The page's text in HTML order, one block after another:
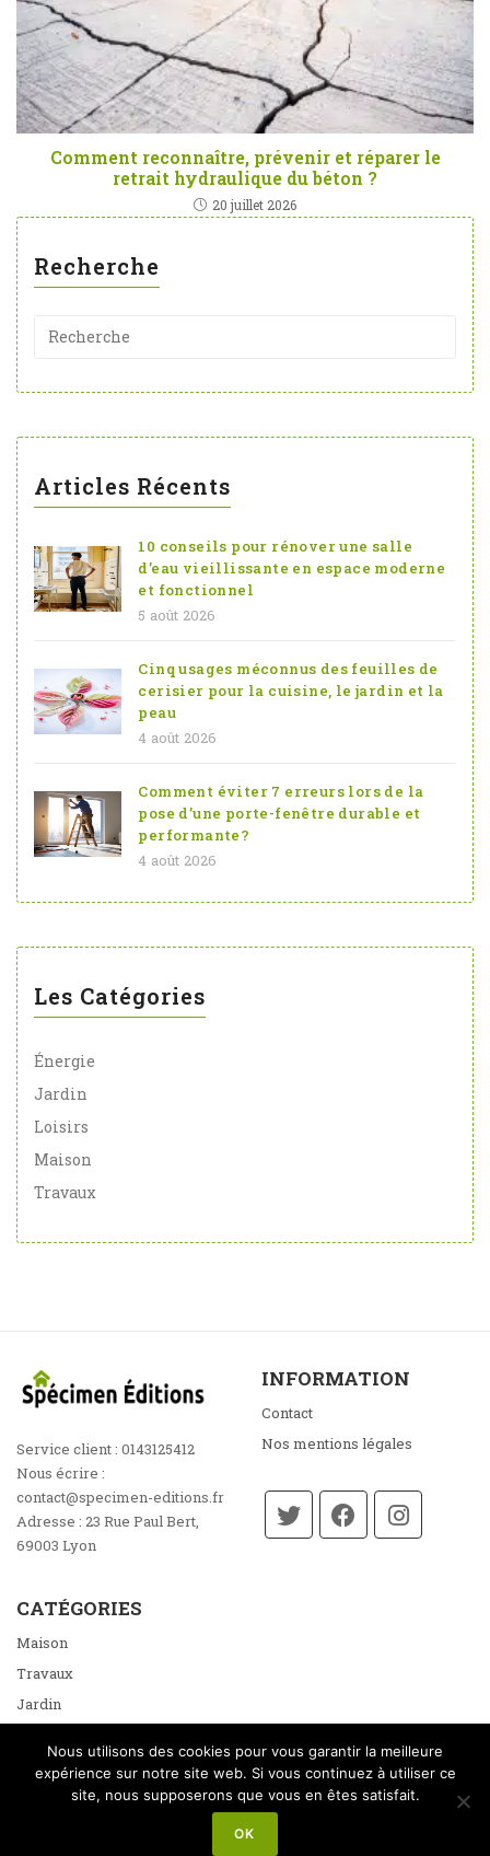
Comment reconnaître, prévenir et réparer le
retrait hydraulique du béton ?
20 juillet 2026
Recherche
Articles Récents
10 conseils pour rénover une salle
d’eau vieillissante en espace moderne
et fonctionnel
5 août 2026
Cinq usages méconnus des feuilles de
cerisier pour la cuisine, le jardin et la
peau
4 août 2026
Comment éviter 7 erreurs lors de la
pose d’une porte-fenêtre durable et
performante?
4 août 2026
Les Catégories
Énergie
Jardin
Loisirs
Maison
Travaux
Service client : 0143125412
Nous écrire :
contact@specimen-editions.fr
Adresse : 23 Rue Paul Bert,
69003 Lyon
INFORMATION
Contact
Nos mentions légales
CATÉGORIES
Maison
Travaux
Jardin
Loisirs
Spécimen Éditions
Nous utilisons des cookies pour vous garantir la meilleure
expérience sur notre site web. Si vous continuez à utiliser ce
site, nous supposerons que vous en êtes satisfait.
OK